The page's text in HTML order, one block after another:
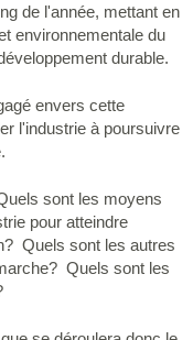
de l'année, mettant en
environnementale du
durable.
envers cette
l'industrie à poursuivre
sont les moyens
pour atteindre
Quels sont les autres
Quels sont les